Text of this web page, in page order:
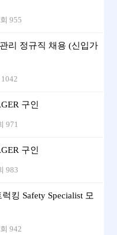
955
리 정규직 채용 (신입가
구인
971
구인
983
킹 Safety Specialist 모
942